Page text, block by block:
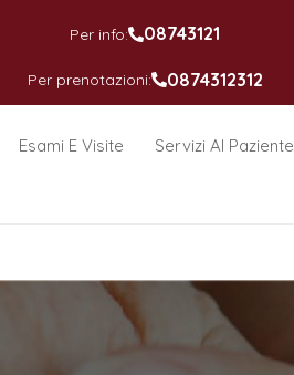
Per info: 08743121
Per prenotazioni: 0874312312
Esami E Visite Servizi Al Paziente